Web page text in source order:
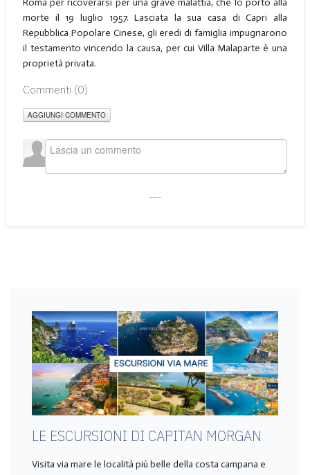
morte il 19 luglio 1957. Lasciata la sua casa di Capri alla
Repubblica Popolare Cinese, gli eredi di famiglia impugnarono
il testamento vincendo la causa, per cui Villa Malaparte è una
proprietà privata.
Commenti (0)
AGGIUNGI COMMENTO
LE ESCURSIONI DI CAPITAN MORGAN
Visita via mare le località più belle della costa campana e